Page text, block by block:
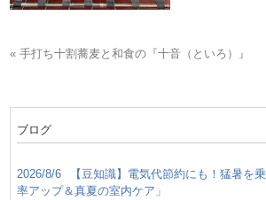
« 手打ち十割蕎麦と和食の『十音（といろ）』
ブログ
2026/8/6
【豆知識】電気代節約にも！猛暑を
率アップ＆真夏の室内ケア」